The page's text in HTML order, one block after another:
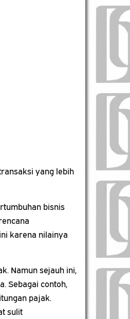
yang lebih
bisnis
karena nilainya
Namun sejauh ini,
Sebagai contoh,
pajak.
sulit